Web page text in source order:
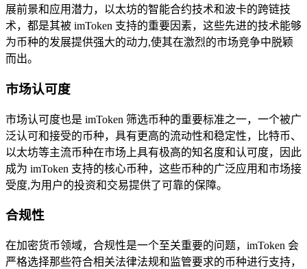
展前景和应用潜力，以太坊的智能合约技术和波卡的跨链技
术，都是其被 imToken 支持的重要因素，这些先进的技术能够
为币种的发展提供强大的动力,使其在激烈的市场竞争中脱颖
而出。
市场认可度
市场认可度也是 imToken 筛选币种的重要标准之一，一个被广
泛认可和接受的币种，具有更高的流动性和稳定性，比特币、
以太坊等主流币种在市场上具有极高的知名度和认可度，因此
成为 imToken 支持的核心币种，这些币种的广泛应用和市场接
受度,为用户的投资和交易提供了可靠的保障。
合规性
在加密货币领域，合规性是一个至关重要的问题，imToken 会
严格选择那些符合相关法律法规和监管要求的币种进行支持，